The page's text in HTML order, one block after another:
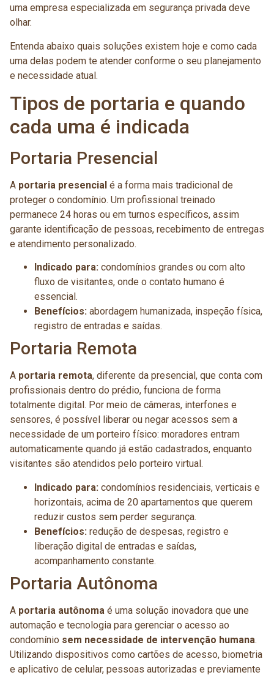
uma empresa especializada em segurança privada deve
olhar.
Entenda abaixo quais soluções existem hoje e como cada
uma delas podem te atender conforme o seu planejamento
e necessidade atual.
Tipos de portaria e quando
cada uma é indicada
Portaria Presencial
A portaria presencial é a forma mais tradicional de
proteger o condomínio. Um profissional treinado
permanece 24 horas ou em turnos específicos, assim
garante identificação de pessoas, recebimento de entregas
e atendimento personalizado.
Indicado para: condomínios grandes ou com alto
fluxo de visitantes, onde o contato humano é
essencial.
Benefícios: abordagem humanizada, inspeção física,
registro de entradas e saídas.
Portaria Remota
A portaria remota, diferente da presencial, que conta com
profissionais dentro do prédio, funciona de forma
totalmente digital. Por meio de câmeras, interfones e
sensores, é possível liberar ou negar acessos sem a
necessidade de um porteiro físico: moradores entram
automaticamente quando já estão cadastrados, enquanto
visitantes são atendidos pelo porteiro virtual.
Indicado para: condomínios residenciais, verticais e
horizontais, acima de 20 apartamentos que querem
reduzir custos sem perder segurança.
Benefícios: redução de despesas, registro e
liberação digital de entradas e saídas,
acompanhamento constante.
Portaria Autônoma
A portaria autônoma é uma solução inovadora que une
automação e tecnologia para gerenciar o acesso ao
condomínio sem necessidade de intervenção humana.
Utilizando dispositivos como cartões de acesso, biometria
e aplicativo de celular, pessoas autorizadas e previamente